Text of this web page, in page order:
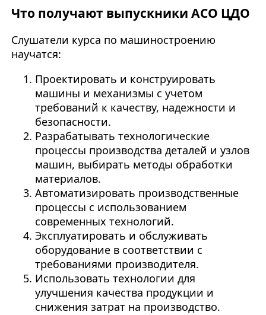
Что получают выпускники АСО ЦДО
Слушатели курса по машиностроению
научатся:
Проектировать и конструировать
машины и механизмы с учетом
требований к качеству, надежности и
безопасности.
Разрабатывать технологические
процессы производства деталей и узлов
машин, выбирать методы обработки
материалов.
Автоматизировать производственные
процессы с использованием
современных технологий.
Эксплуатировать и обслуживать
оборудование в соответствии с
требованиями производителя.
Использовать технологии для
улучшения качества продукции и
снижения затрат на производство.